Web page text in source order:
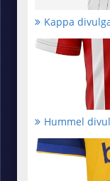
Kappa
Hummel